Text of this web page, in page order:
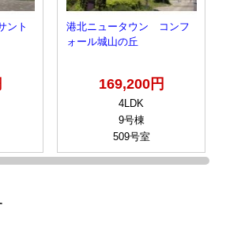
ント
港北ニュータウン コンフ
ォール城山の丘
169,200円
4LDK
9号棟
509号室